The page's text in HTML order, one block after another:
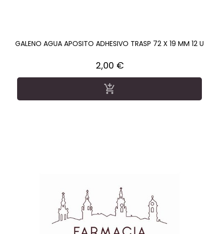
GALENO AGUA APOSITO ADHESIVO TRASP 72 X 19 MM 12 U
Precio
2,00 €
